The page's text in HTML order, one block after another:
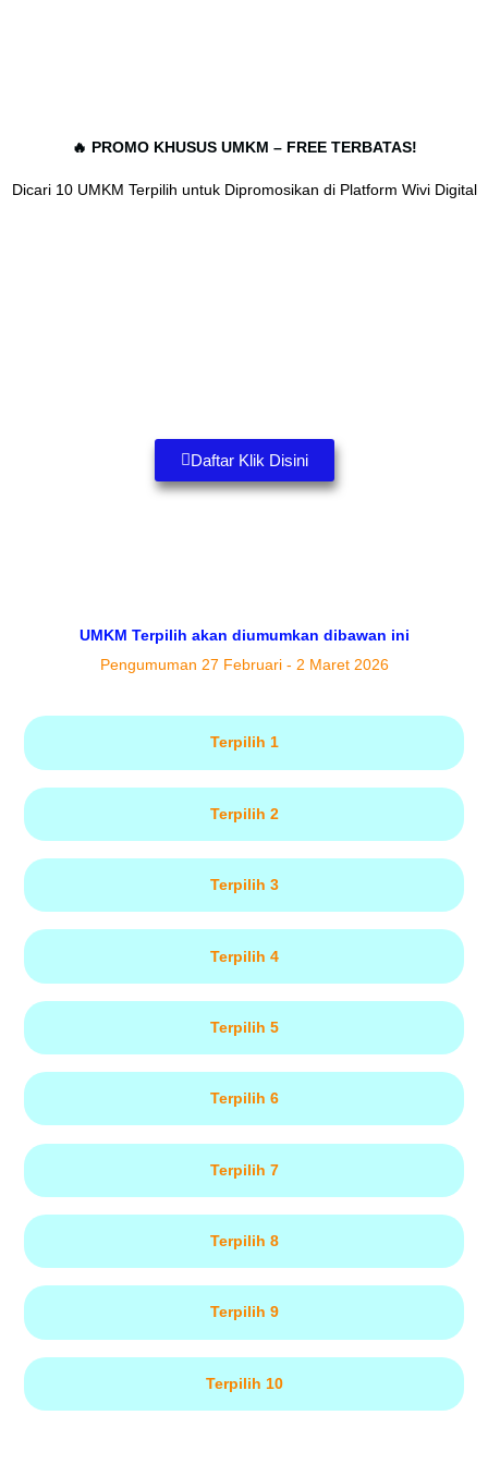
🔥 PROMO KHUSUS UMKM – FREE TERBATAS!
Dicari 10 UMKM Terpilih untuk Dipromosikan di Platform Wivi Digital
Daftar Klik Disini
UMKM Terpilih akan diumumkan dibawan ini
Pengumuman 27 Februari - 2 Maret 2026
Terpilih 1
Terpilih 2
Terpilih 3
Terpilih 4
Terpilih 5
Terpilih 6
Terpilih 7
Terpilih 8
Terpilih 9
Terpilih 10